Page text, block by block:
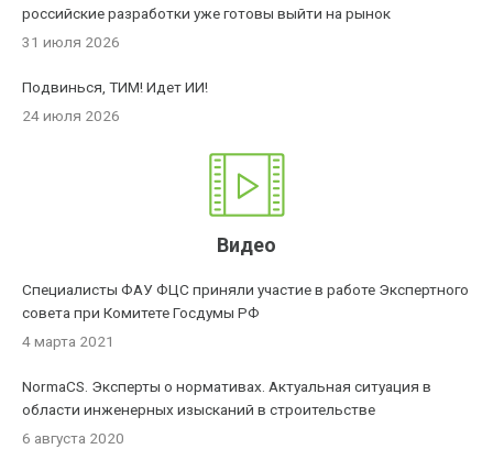
российские разработки уже готовы выйти на рынок
31 июля 2026
Подвинься, ТИМ! Идет ИИ!
24 июля 2026
Видео
Специалисты ФАУ ФЦС приняли участие в работе Экспертного
совета при Комитете Госдумы РФ
4 марта 2021
NormaCS. Эксперты о нормативах. Актуальная ситуация в
области инженерных изысканий в строительстве
6 августа 2020